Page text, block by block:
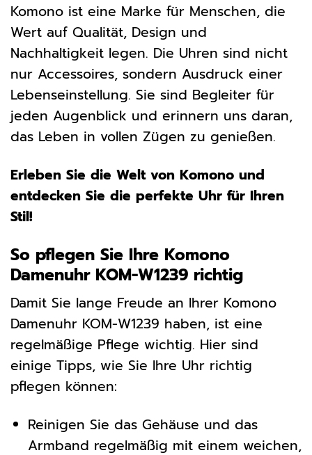
Komono ist eine Marke für Menschen, die
Wert auf Qualität, Design und
Nachhaltigkeit legen. Die Uhren sind nicht
nur Accessoires, sondern Ausdruck einer
Lebenseinstellung. Sie sind Begleiter für
jeden Augenblick und erinnern uns daran,
das Leben in vollen Zügen zu genießen.
Erleben Sie die Welt von Komono und
entdecken Sie die perfekte Uhr für Ihren
Stil!
So pflegen Sie Ihre Komono
Damenuhr KOM-W1239 richtig
Damit Sie lange Freude an Ihrer Komono
Damenuhr KOM-W1239 haben, ist eine
regelmäßige Pflege wichtig. Hier sind
einige Tipps, wie Sie Ihre Uhr richtig
pflegen können:
Reinigen Sie das Gehäuse und das
Armband regelmäßig mit einem weichen,